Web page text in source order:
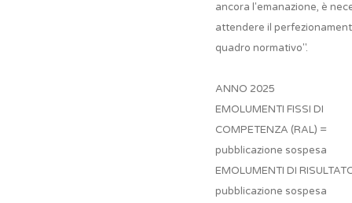
ancora l'emanazione, è
attendere il
quadro normativo".
ANNO 2025
EMOLUMENTI FISSI DI
COMPETENZA (RAL) =
pubblicazione sospesa
EMOLUMENTI DI
pubblicazione sospesa